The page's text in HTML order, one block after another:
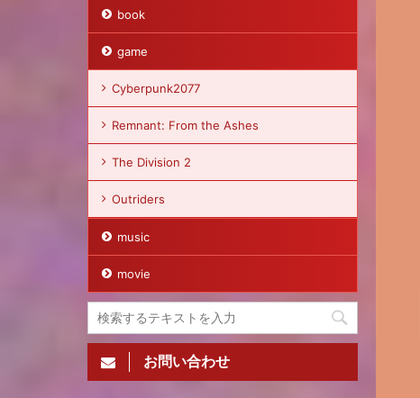
book
game
Cyberpunk2077
Remnant: From the Ashes
The Division 2
Outriders
music
movie
お問い合わせ